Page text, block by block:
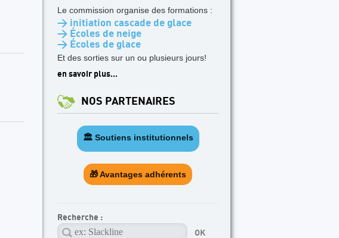
Le commission organise des formations :
> initiation cascade de glace
> Écoles de neige
> Écoles de glace
Et des sorties sur un ou plusieurs jours!
en savoir plus...
NOS PARTENAIRES
🏛️ Soutiens institutionnels
🎁 Avantages adhérents
Recherche :